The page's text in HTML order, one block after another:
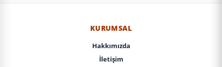
KURUMSAL
Hakkımızda
İletişim